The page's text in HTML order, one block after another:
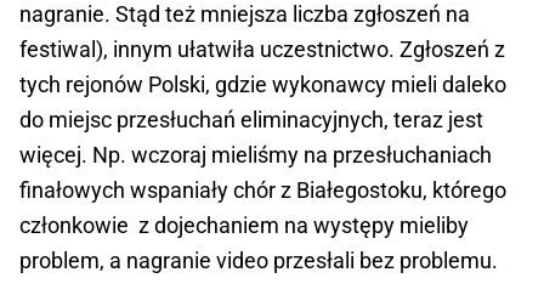
nagranie. Stąd też mniejsza liczba zgłoszeń na
festiwal), innym ułatwiła uczestnictwo. Zgłoszeń z
tych rejonów Polski, gdzie wykonawcy mieli daleko
do miejsc przesłuchań eliminacyjnych, teraz jest
więcej. Np. wczoraj mieliśmy na przesłuchaniach
finałowych wspaniały chór z Białegostoku, którego
członkowie z dojechaniem na występy mieliby
problem, a nagranie video przesłali bez problemu.